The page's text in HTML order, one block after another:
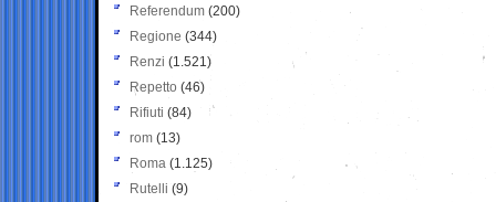
Referendum (200)
Regione (344)
Renzi (1.521)
Repetto (46)
Rifiuti (84)
rom (13)
Roma (1.125)
Rutelli (9)